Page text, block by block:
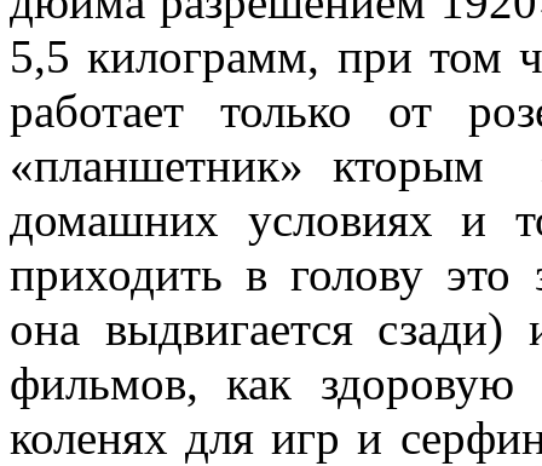
5,5 килограмм, при том
работает только от
«планшетник» кторым
домашних условиях и
приходить в голову это
она выдвигается сзади)
фильмов, как
коленях для игр и